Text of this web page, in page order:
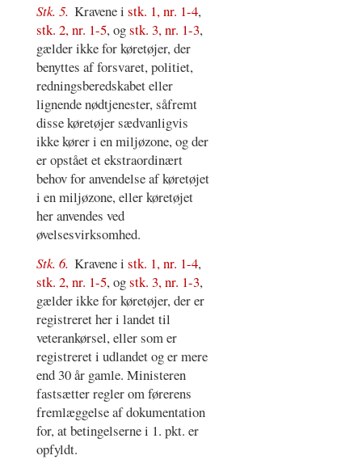
Stk. 5. Kravene istk. 1, nr. 1-4,
stk. 2, nr. 1-5, ogstk. 3, nr. 1-3,
gælder ikke for køretøjer, der
benyttes af forsvaret, politiet,
redningsberedskabet eller
lignende nødtjenester, såfremt
disse køretøjer sædvanligvis
ikke kører i en miljøzone, og der
er opstået et ekstraordinært
behov for anvendelse af køretøjet
i en miljøzone, eller køretøjet
her anvendes ved
øvelsesvirksomhed.
Stk. 6. Kravene istk. 1, nr. 1-4,
stk. 2, nr. 1-5, ogstk. 3, nr. 1-3,
gælder ikke for køretøjer, der er
registreret her i landet til
veterankørsel, eller som er
registreret i udlandet og er mere
end 30 år gamle. Ministeren
fastsætter regler om førerens
fremlæggelse af dokumentation
for, at betingelserne i 1. pkt. er
opfyldt.